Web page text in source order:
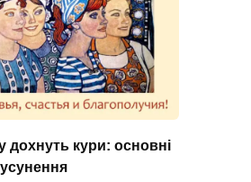
дохнуть кури: основні